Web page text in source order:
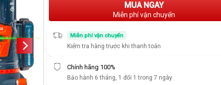
MUA NGAY
Miễn phí vận chuyển
Miễn phí vận chuyển
Kiểm tra hàng trước khi thanh toán
Chính hãng 100%
Bảo hành 6 tháng, 1 đổi 1 trong 7 ngày